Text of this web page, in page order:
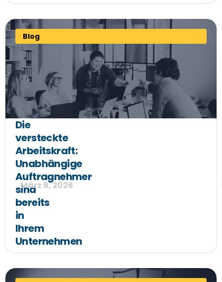
Blog
Die
versteckte
Arbeitskraft:
Unabhängige
Auftragnehmer
sind
bereits
in
Ihrem
Unternehmen
März 9, 2026